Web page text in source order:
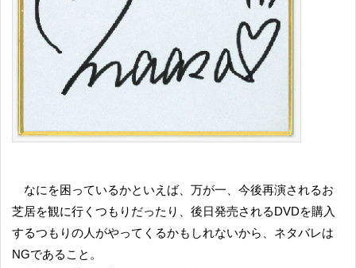
なにを困っているかといえば、万が一、今後再演されるお
芝居を観に行くつもりだったり、後日発売されるDVDを購入
するつもりの人がやってくるかもしれないから、ネタバレは
NGであること。